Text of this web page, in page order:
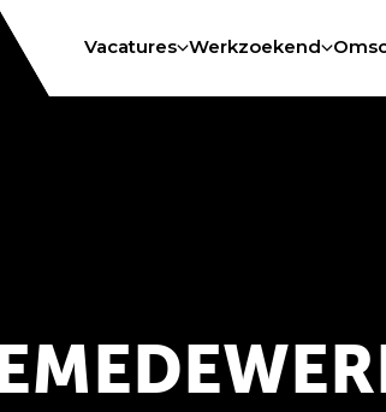
Vacatures Werkzoekend